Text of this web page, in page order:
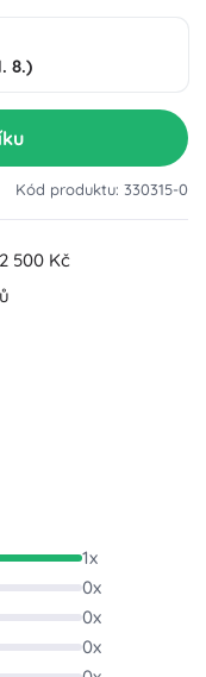
8.)
Kód produktu: 330315-0
500 Kč
1x
0x
0x
0x